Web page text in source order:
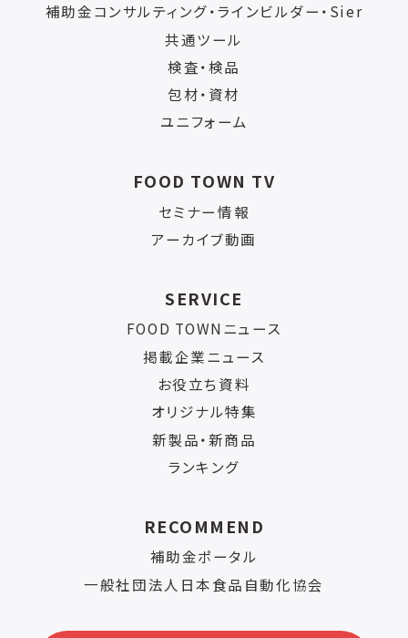
補助金コンサルティング・ラインビルダー・Sier
共通ツール
検査・検品
包材・資材
ユニフォーム
FOOD TOWN TV
セミナー情報
アーカイブ動画
SERVICE
FOOD TOWNニュース
掲載企業ニュース
お役立ち資料
オリジナル特集
新製品・新商品
ランキング
RECOMMEND
補助金ポータル
一般社団法人日本食品自動化協会